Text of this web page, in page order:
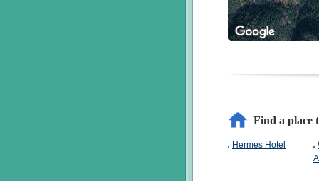
Find a place
Hermes Hotel